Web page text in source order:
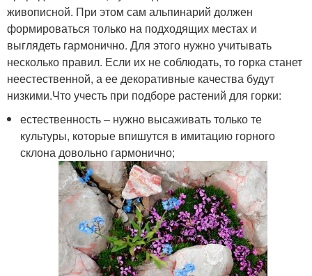
живописной. При этом сам альпинарий должен
формироваться только на подходящих местах и
выглядеть гармонично. Для этого нужно учитывать
несколько правил. Если их не соблюдать, то горка станет
неестественной, а ее декоративные качества будут
низкими.Что учесть при подборе растений для горки:
естественность – нужно высаживать только те
культуры, которые впишутся в имитацию горного
склона довольно гармонично;